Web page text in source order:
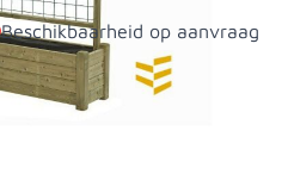
Beschikbaarheid op aanvraag